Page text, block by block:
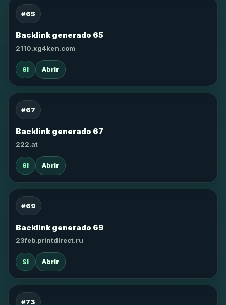
#65
Backlink generado 65
2110.xg4ken.com
SI Abrir
#67
Backlink generado 67
222.at
SI Abrir
#69
Backlink generado 69
23feb.printdirect.ru
SI Abrir
#73